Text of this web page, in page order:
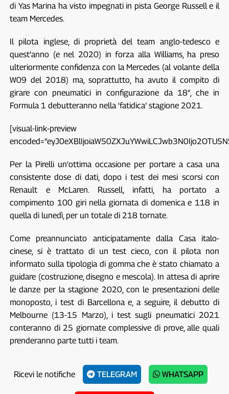
di Yas Marina ha visto impegnati in pista George Russell e il
team Mercedes.
Il pilota inglese, di proprietà del team anglo-tedesco e
quest’anno (e nel 2020) in forza alla Williams, ha preso
ulteriormente confidenza con la Mercedes (al volante della
W09 del 2018) ma, soprattutto, ha avuto il compito di
girare con pneumatici in configurazione da 18″, che in
Formula 1 debutteranno nella ‘fatidica’ stagione 2021.
[visual-link-preview
Per la Pirelli un’ottima occasione per portare a casa una
consistente dose di dati, dopo i test dei mesi scorsi con
Renault e McLaren. Russell, infatti, ha portato a
compimento 100 giri nella giornata di domenica e 118 in
quella di lunedì, per un totale di 218 tornate.
Come preannunciato anticipatamente dalla Casa italo-
cinese, si è trattato di un test cieco, con il pilota non
informato sulla tipologia di gomma che è stato chiamato a
guidare (costruzione, disegno e mescola). In attesa di aprire
le danze per la stagione 2020, con le presentazioni delle
monoposto, i test di Barcellona e, a seguire, il debutto di
Melbourne (13-15 Marzo), i test sugli pneumatici 2021
conteranno di 25 giornate complessive di prove, alle quali
prenderanno parte tutti i team.
Ricevi le notifiche TELEGRAM WHATSAPP